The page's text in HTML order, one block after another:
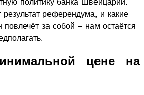
результат референдума, и какие
повлечёт за собой – нам остаётся
цене на